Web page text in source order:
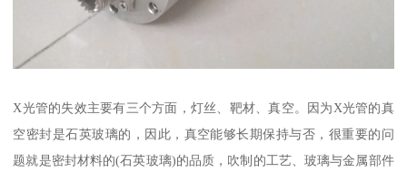
X光管的失效主要有三个方面，灯丝、靶材、真空。因为X光管的真
空密封是石英玻璃的，因此，真空能够长期保持与否，很重要的问
题就是密封材料的(石英玻璃)的品质，吹制的工艺、玻璃与金属部件